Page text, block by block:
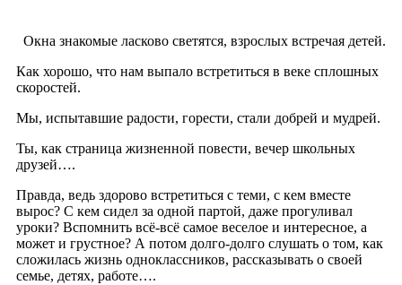
Окна знакомые ласково светятся, взрослых встречая детей.
Как хорошо, что нам выпало встретиться в веке сплошных
скоростей.
Мы, испытавшие радости, горести, стали добрей и мудрей.
Ты, как страница жизненной повести, вечер школьных
друзей….
Правда, ведь здорово встретиться с теми, с кем вместе
вырос? С кем сидел за одной партой, даже прогуливал
уроки? Вспомнить всё-всё самое веселое и интересное, а
может и грустное? А потом долго-долго слушать о том, как
сложилась жизнь одноклассников, рассказывать о своей
семье, детях, работе….